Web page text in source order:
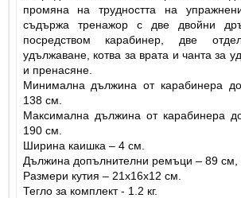
промяна на трудността на
съдържа тренажор с две двойни
посредством карабинер, две
удължаване, котва за врата и чанта за
и пренасяне.
Минимална дължина от карабинера
138 см.
Максимална дължина от карабинера
190 см.
Ширина каишка – 4 см.
Дължина допълнителни ремъци – 89 см,
Размери кутия – 21х16х12 см.
Тегло за комплект - 1.2 кг.